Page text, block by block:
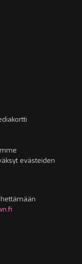
evästeiden